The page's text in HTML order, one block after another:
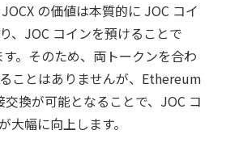
の価値は本質的に JOC コイ
、JOC コインを預けることで
。そのため、両トークンを合わ
ことはありませんが、Ethereum
換が可能となることで、JOC コ
大幅に向上します。